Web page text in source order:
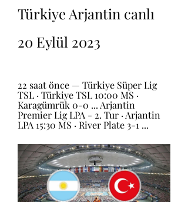
Türkiye Arjantin canlı
20 Eylül 2023
22 saat önce — Türkiye Süper Lig
TSL · Türkiye TSL 10:00 MS ·
Karagümrük 0-0 ... Arjantin
Premier Lig LPA - 2. Tur · Arjantin
LPA 15:30 MS · River Plate 3-1 ...